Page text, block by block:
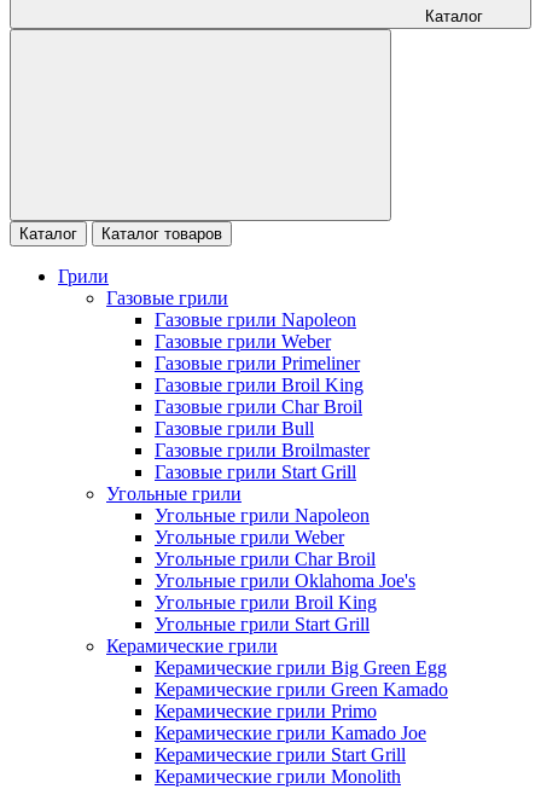
Каталог
Каталог Каталог товаров
Грили
Газовые грили
Газовые грили Napoleon
Газовые грили Weber
Газовые грили Primeliner
Газовые грили Broil King
Газовые грили Char Broil
Газовые грили Bull
Газовые грили Broilmaster
Газовые грили Start Grill
Угольные грили
Угольные грили Napoleon
Угольные грили Weber
Угольные грили Char Broil
Угольные грили Oklahoma Joe's
Угольные грили Broil King
Угольные грили Start Grill
Керамические грили
Керамические грили Big Green Egg
Керамические грили Green Kamado
Керамические грили Primo
Керамические грили Kamado Joe
Керамические грили Start Grill
Керамические грили Monolith